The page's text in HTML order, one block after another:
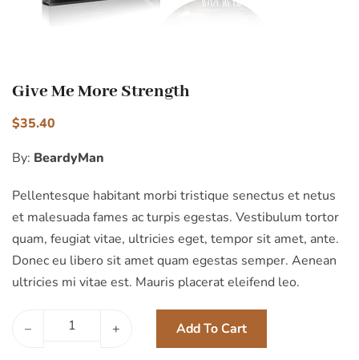
Give Me More Strength
$35.40
By: BeardyMan
Pellentesque habitant morbi tristique senectus et netus
et malesuada fames ac turpis egestas. Vestibulum tortor
quam, feugiat vitae, ultricies eget, tempor sit amet, ante.
Donec eu libero sit amet quam egestas semper. Aenean
ultricies mi vitae est. Mauris placerat eleifend leo.
– + Add To Cart